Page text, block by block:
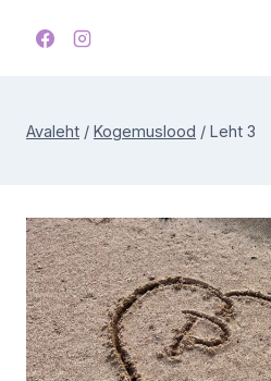
Avaleht / Kogemuslood / Leht 3